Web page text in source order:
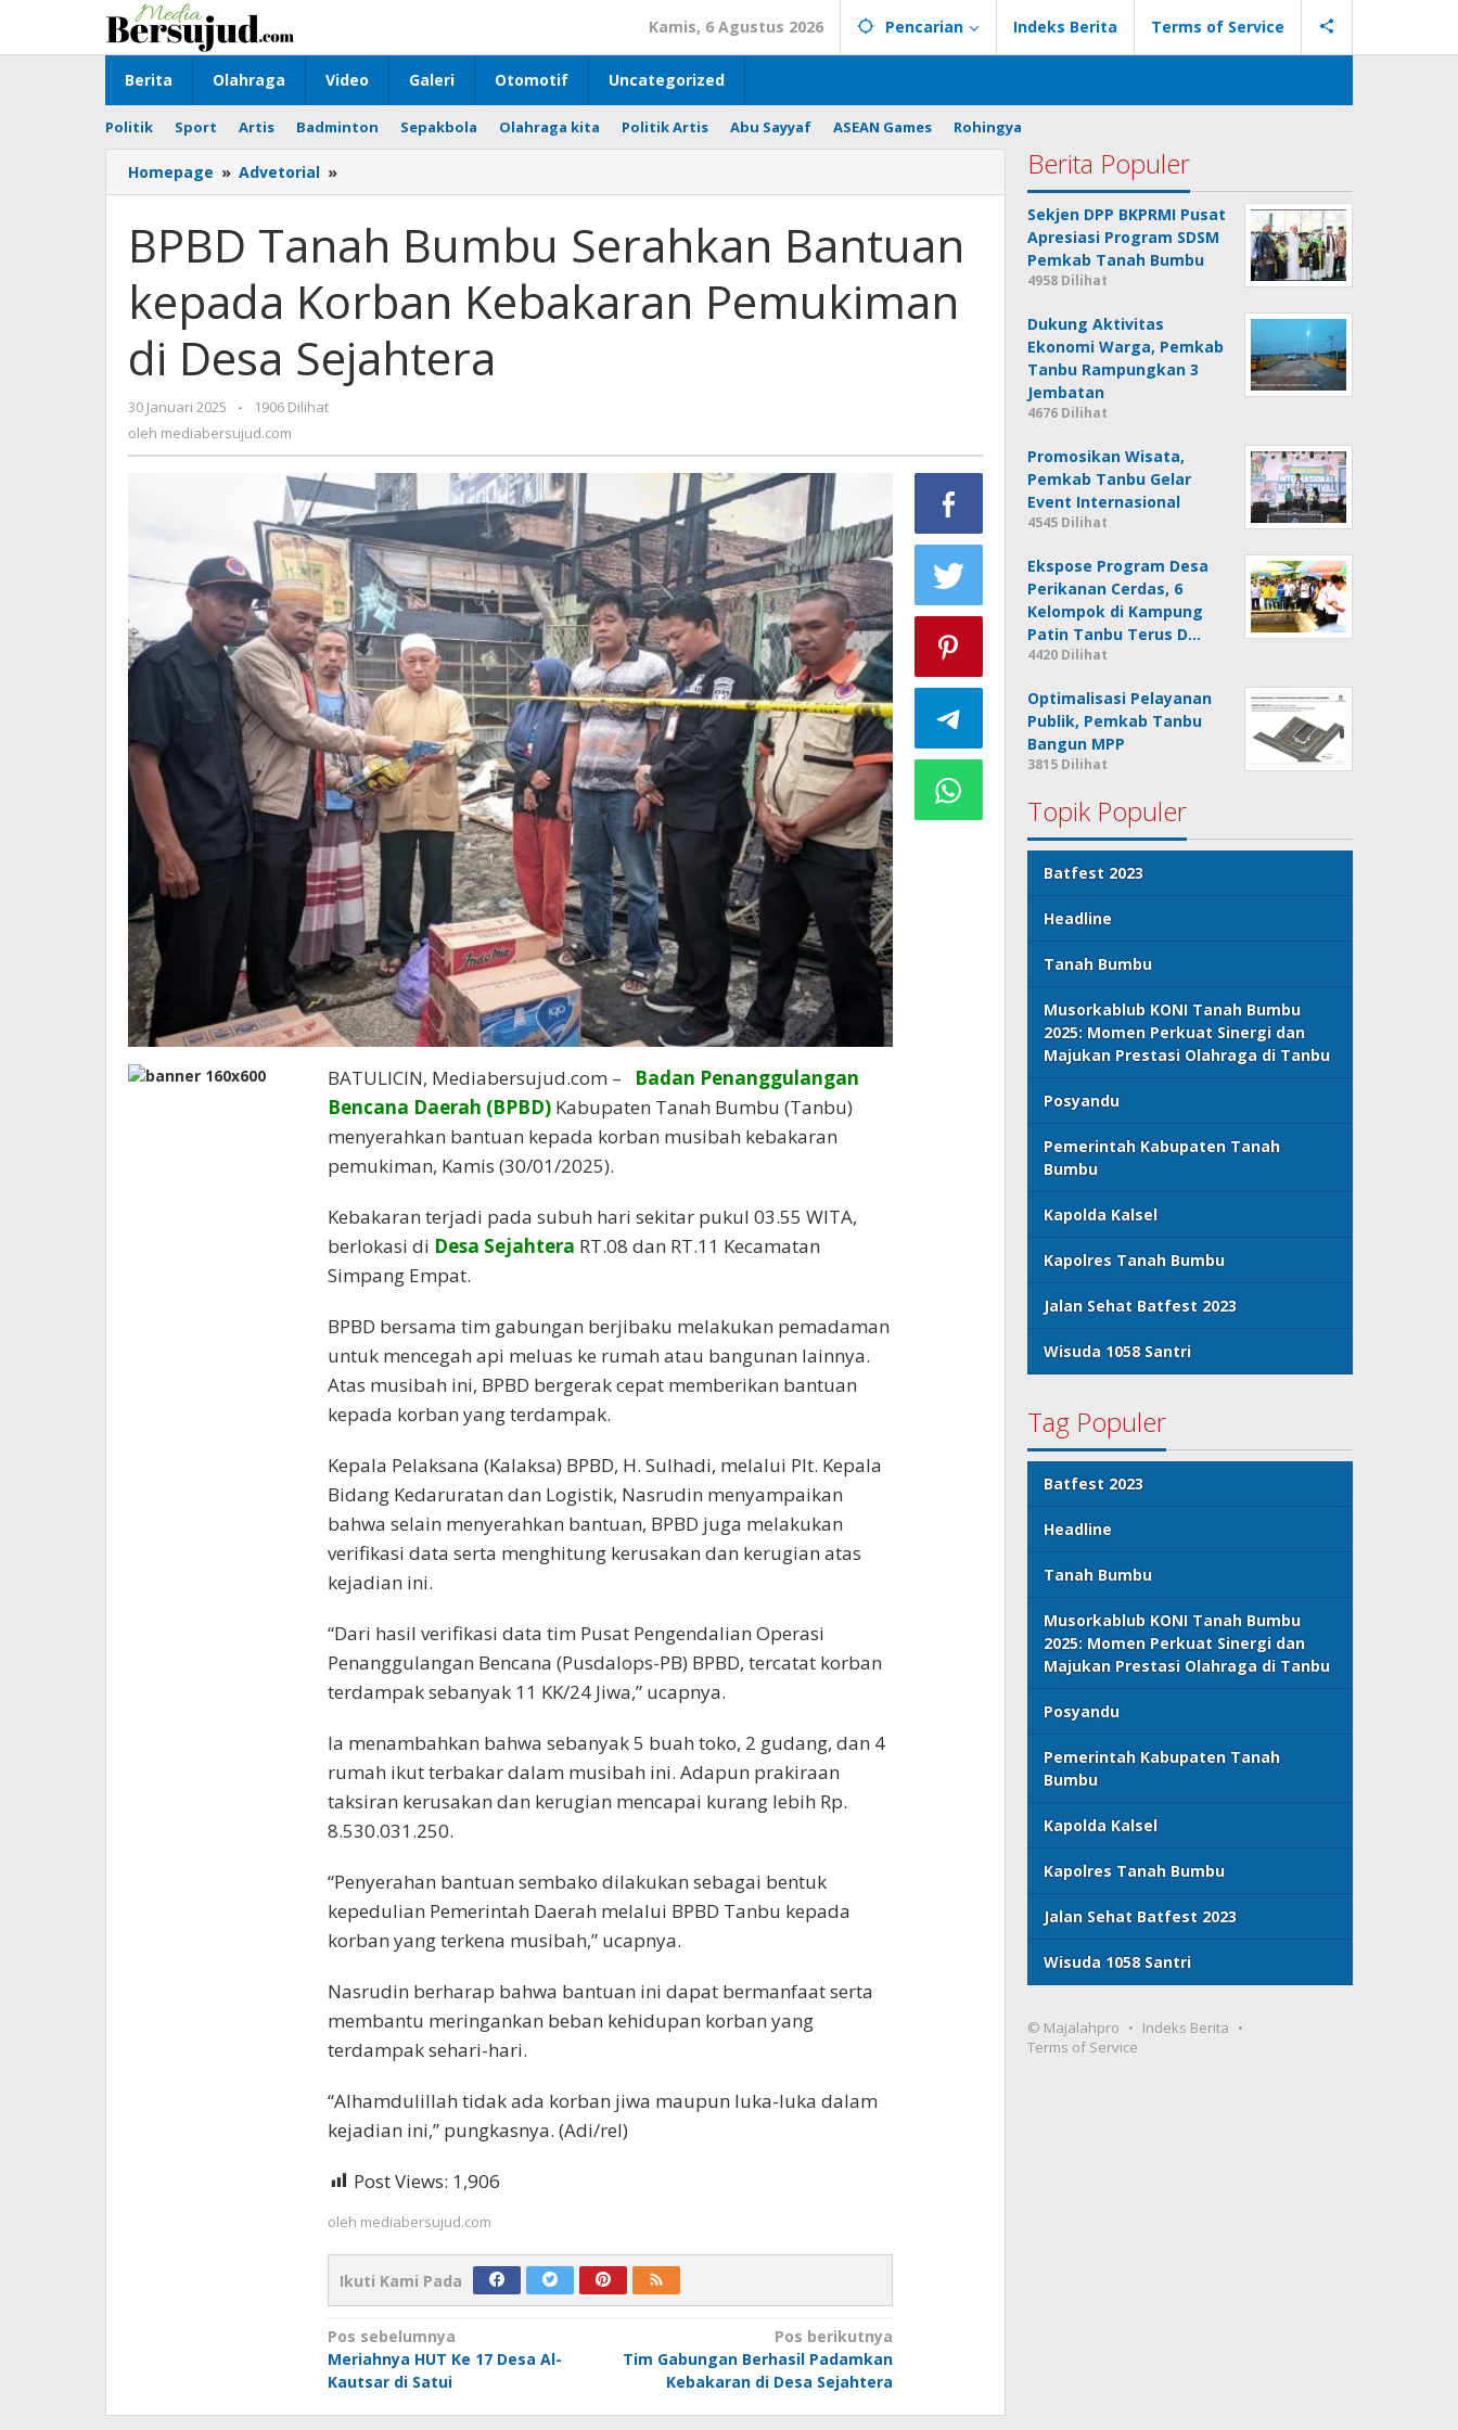
konten
Kamis, 6 Agustus 2026 Pencarian Indeks Berita Terms of Service
Berita Olahraga Video Galeri Otomotif Uncategorized
Politik Sport Artis Badminton Sepakbola Olahraga kita Politik Artis Abu Sayyaf ASEAN Games Rohingya
Homepage » Advetorial »
Tanah
Serahkan
Bantuan
kepada
Korban
Pemukiman
di
BPBD Tanah Bumbu Serahkan Bantuan
kepada Korban Kebakaran Pemukiman
di Desa Sejahtera
30 Januari 2025
oleh
mediabersujud.com
-
1906 Dilihat
oleh mediabersujud.com
BATULICIN, Mediabersujud.com –
Badan Penanggulangan
Bencana Daerah (BPBD)Kabupaten Tanah Bumbu (Tanbu)
menyerahkan bantuan kepada korban musibah kebakaran
pemukiman, Kamis (30/01/2025).
Kebakaran terjadi pada subuh hari sekitar pukul 03.55 WITA,
berlokasi di Desa Sejahtera RT.08 dan RT.11 Kecamatan
Simpang Empat.
BPBD bersama tim gabungan berjibaku melakukan pemadaman
untuk mencegah api meluas ke rumah atau bangunan lainnya.
Atas musibah ini, BPBD bergerak cepat memberikan bantuan
kepada korban yang terdampak.
Kepala Pelaksana (Kalaksa) BPBD, H. Sulhadi, melalui Plt. Kepala
Bidang Kedaruratan dan Logistik, Nasrudin menyampaikan
bahwa selain menyerahkan bantuan, BPBD juga melakukan
verifikasi data serta menghitung kerusakan dan kerugian atas
kejadian ini.
“Dari hasil verifikasi data tim Pusat Pengendalian Operasi
Penanggulangan Bencana (Pusdalops-PB) BPBD, tercatat korban
terdampak sebanyak 11 KK/24 Jiwa,” ucapnya.
Ia menambahkan bahwa sebanyak 5 buah toko, 2 gudang, dan 4
rumah ikut terbakar dalam musibah ini. Adapun prakiraan
taksiran kerusakan dan kerugian mencapai kurang lebih Rp.
8.530.031.250.
“Penyerahan bantuan sembako dilakukan sebagai bentuk
kepedulian Pemerintah Daerah melalui BPBD Tanbu kepada
korban yang terkena musibah,” ucapnya.
Nasrudin berharap bahwa bantuan ini dapat bermanfaat serta
membantu meringankan beban kehidupan korban yang
terdampak sehari-hari.
“Alhamdulillah tidak ada korban jiwa maupun luka-luka dalam
kejadian ini,” pungkasnya. (Adi/rel)
Post Views: 1,906
oleh mediabersujud.com
Ikuti Kami Pada
Navigasi
pos
Pos sebelumnya
Meriahnya HUT Ke 17 Desa Al-
Kautsar di Satui
Pos berikutnya
Tim Gabungan Berhasil Padamkan
Kebakaran di Desa Sejahtera
Berita Populer
Sekjen DPP BKPRMI Pusat
Apresiasi Program SDSM
Pemkab Tanah Bumbu
4958 Dilihat
Dukung Aktivitas
Ekonomi Warga, Pemkab
Tanbu Rampungkan 3
Jembatan
4676 Dilihat
Promosikan Wisata,
Pemkab Tanbu Gelar
Event Internasional
4545 Dilihat
Ekspose Program Desa
Perikanan Cerdas, 6
Kelompok di Kampung
Patin Tanbu Terus D…
4420 Dilihat
Optimalisasi Pelayanan
Publik, Pemkab Tanbu
Bangun MPP
3815 Dilihat
Topik Populer
Batfest 2023
Headline
Tanah Bumbu
Musorkablub KONI Tanah Bumbu
2025: Momen Perkuat Sinergi dan
Majukan Prestasi Olahraga di Tanbu
Posyandu
Pemerintah Kabupaten Tanah
Bumbu
Kapolda Kalsel
Kapolres Tanah Bumbu
Jalan Sehat Batfest 2023
Wisuda 1058 Santri
Tag Populer
Batfest 2023
Headline
Tanah Bumbu
Musorkablub KONI Tanah Bumbu
2025: Momen Perkuat Sinergi dan
Majukan Prestasi Olahraga di Tanbu
Posyandu
Pemerintah Kabupaten Tanah
Bumbu
Kapolda Kalsel
Kapolres Tanah Bumbu
Jalan Sehat Batfest 2023
Wisuda 1058 Santri
© Majalahpro
Indeks Berita
Terms of Service